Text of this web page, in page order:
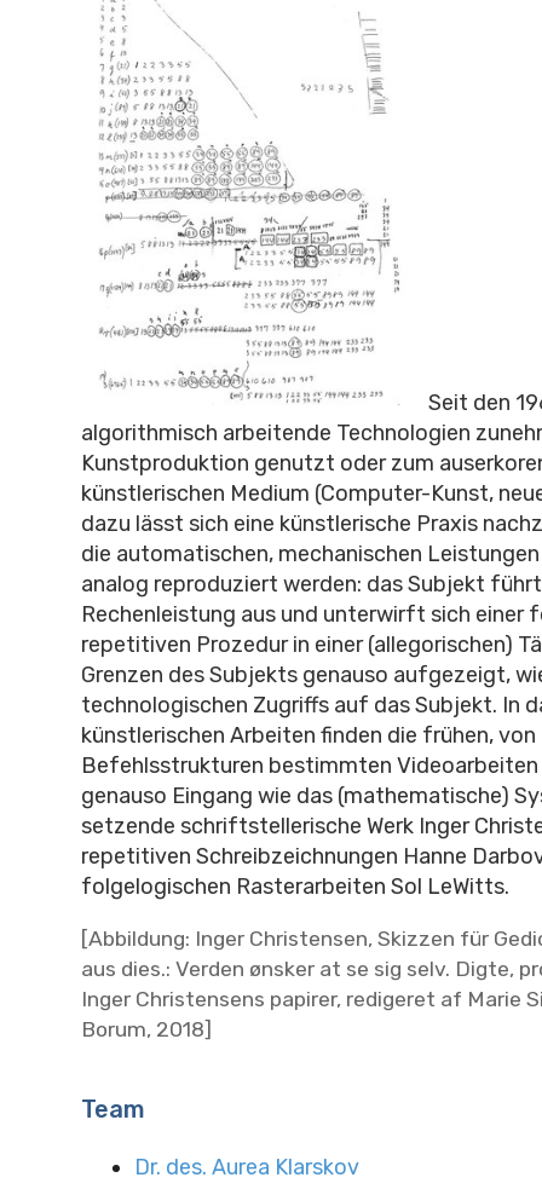
Seit den
algorithmisch arbeitende Technologien
Kunstproduktion genutzt oder zum
künstlerischen Medium (Computer-Kunst,
dazu lässt sich eine künstlerische Praxis
die automatischen, mechanischen
analog reproduziert werden: das Subjekt
Rechenleistung aus und unterwirft sich einer
repetitiven Prozedur in einer (allegorischen)
Grenzen des Subjekts genauso aufgezeigt,
technologischen Zugriffs auf das Subjekt. In
künstlerischen Arbeiten finden die frühen, von
Befehlsstrukturen bestimmten Videoarbeiten
genauso Eingang wie das (mathematische)
setzende schriftstellerische Werk Inger
repetitiven Schreibzeichnungen Hanne
folgelogischen Rasterarbeiten Sol LeWitts.
[Abbildung: Inger Christensen, Skizzen für
aus dies.: Verden ønsker at se sig selv. Digte,
Inger Christensens papirer, redigeret af Marie
Borum, 2018]
Team
Dr. des. Aurea Klarskov